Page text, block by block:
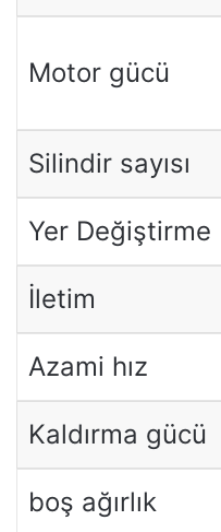
Motor gücü
Silindir sayısı
Yer Değiştirme
İletim
Azami hız
Kaldırma gücü
boş ağırlık